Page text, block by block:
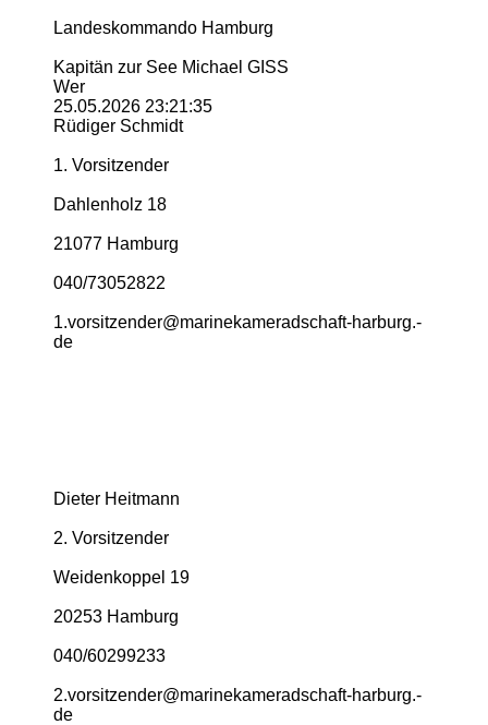
Landeskommando Hamburg
Kapitän zur See Michael GISS
Wer
25.05.2026 23:21:35
Rüdiger Schmidt
1. Vorsitzender
Dahlenholz 18
21077 Hamburg
040/73052822
1.­vorsitzender@­marinekameradschaft-­harburg.­
de
Dieter Heitmann
2. Vorsitzender
Weidenkoppel 19
20253 Hamburg
040/60299233
2.­vorsitzender@­marinekameradschaft-­harburg.­
de